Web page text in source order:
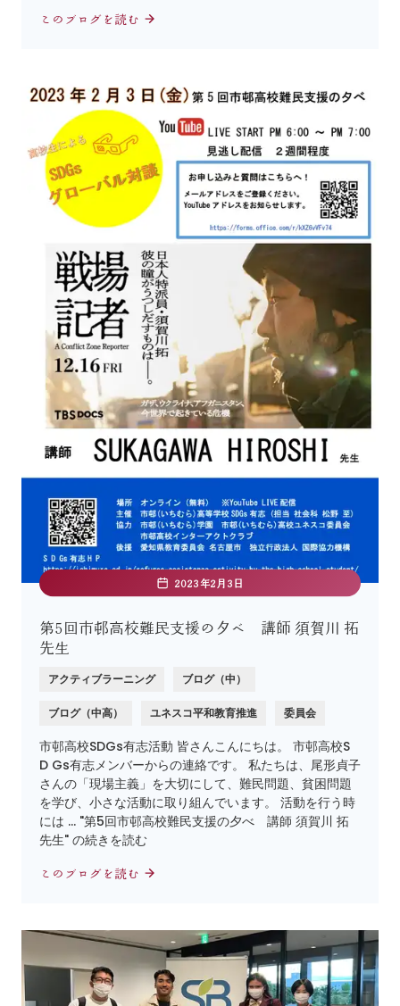
このブログを読む
2023年2月3日
第5回市邨高校難民支援の夕べ 講師 須賀川 拓
先生
アクティブラーニング ブログ（中）
ブログ（中高） ユネスコ平和教育推進 委員会
市邨高校SDGs有志活動 皆さんこんにちは。 市邨高校S
D Gs有志メンバーからの連絡です。 私たちは、尾形貞子
さんの「現場主義」を大切にして、難民問題、貧困問題
を学び、小さな活動に取り組んでいます。 活動を行う時
には … "第5回市邨高校難民支援の夕べ 講師 須賀川 拓
先生" の続きを読む
このブログを読む